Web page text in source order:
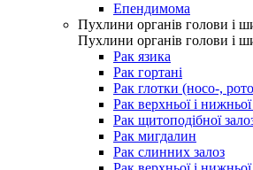
Епендимома
Пухлини органів голови і
Пухлини органів голови і
Рак язика
Рак гортані
Рак глотки (носо-,
Рак верхньої і
Рак щитоподібної
Рак мигдалин
Рак слинних залоз